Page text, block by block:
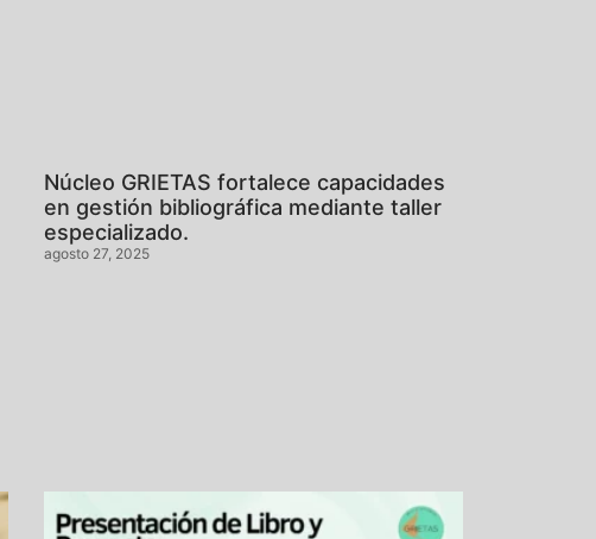
Núcleo GRIETAS fortalece capacidades
en gestión bibliográfica mediante taller
especializado.
agosto 27, 2025